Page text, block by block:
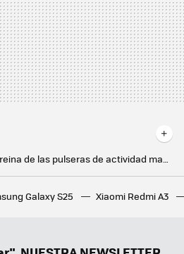
Los próximos Galaxy Watch podrían ofrecer una autonomía brutal muy pronto. El secreto está en las nuevas baterías de estado sólido
Cómo evitar que aparezcan bichitos en el arroz, pasta, harina y legumbres que guardas en la despensa: así puedes librarte de ellos
Galaxy S25 Xiaomi Redmi A3